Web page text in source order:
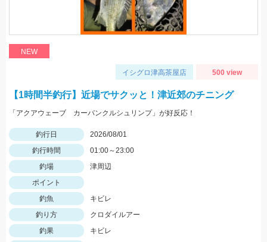
NEW
イシグロ津高茶屋店 500 view
【1時間半釣行】近場でサクッと！津近郊のチニング
「アクアウェーブ カーバンクルシュリンプ」が好反応！
釣行日
2026/08/01
釣行時間
01:00～23:00
釣場
津周辺
ポイント
釣魚
キビレ
釣り方
クロダイルアー
釣果
キビレ